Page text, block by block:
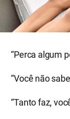
“Perca algum
“Você não
“Tanto faz,